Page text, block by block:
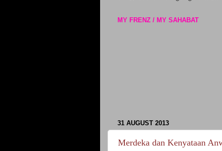
MY FRENZ / MY SAHABAT
31 AUGUST 2013
Merdeka dan Kenyataan